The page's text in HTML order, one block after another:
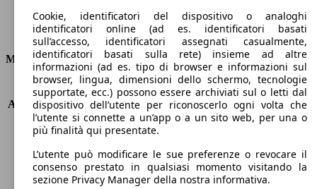
Consumi
Motore e Prestazioni
KW (PS)
110 kW (150 PS)
Accelerazione (0-100 km/h)
10.3s
Velocità massima (km/h)
202 km/h
Numero di marce
6
Coppia
370 nm
Cilindrata
1997 ccm
Carburante
Diesel
Cookie, identificatori del dispositivo o analoghi
identificatori online (ad es. identificatori basati
sull’accesso, identificatori assegnati casualmente,
identificatori basati sulla rete) insieme ad altre
informazioni (ad es. tipo di browser e informazioni sul
browser, lingua, dimensioni dello schermo, tecnologie
supportate, ecc.) possono essere archiviati sul o letti dal
dispositivo dell’utente per riconoscerlo ogni volta che
l’utente si connette a un’app o a un sito web, per una o
più finalità qui presentate.
L’utente può modificare le sue preferenze o revocare il
consenso prestato in qualsiasi momento visitando la
sezione Privacy Manager della nostra informativa.